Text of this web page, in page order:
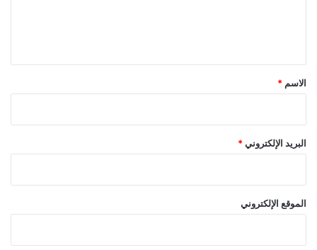
*
الاسم *
البريد الإلكتروني *
الموقع الإلكتروني